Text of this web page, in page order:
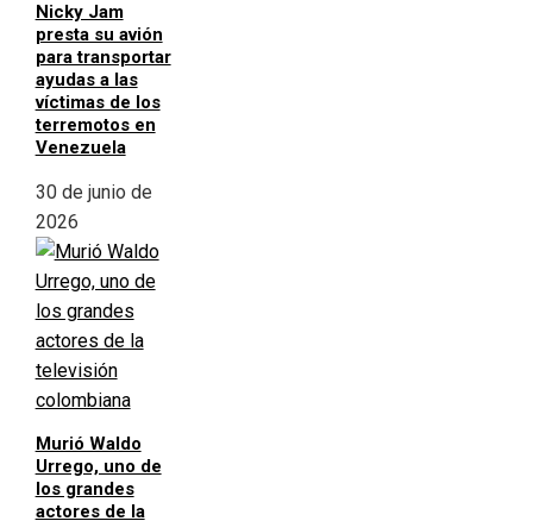
Nicky Jam
presta su avión
para transportar
ayudas a las
víctimas de los
terremotos en
Venezuela
30 de junio de
2026
Murió Waldo
Urrego, uno de
los grandes
actores de la